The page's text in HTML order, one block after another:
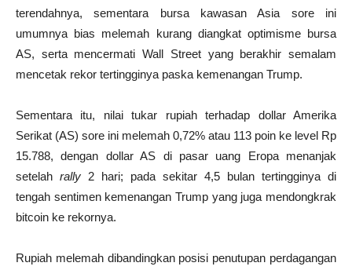
terendahnya, sementara bursa kawasan Asia sore ini
umumnya bias melemah kurang diangkat optimisme bursa
AS, serta mencermati Wall Street yang berakhir semalam
mencetak rekor tertingginya paska kemenangan Trump.
Sementara itu, nilai tukar rupiah terhadap dollar Amerika
Serikat (AS) sore ini melemah 0,72% atau 113 poin ke level Rp
15.788, dengan dollar AS di pasar uang Eropa menanjak
setelah rally 2 hari; pada sekitar 4,5 bulan tertingginya di
tengah sentimen kemenangan Trump yang juga mendongkrak
bitcoin ke rekornya.
Rupiah melemah dibandingkan posisi penutupan perdagangan